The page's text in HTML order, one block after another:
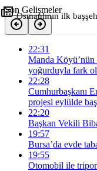
Son Gelişmeler
22:31
Manda Köyü’nün
yoğurduyla fark
22:28
Cumhurbaşkanı
projesi eylülde
22:20
Başkan Vekili
19:57
Bursa’da evde
19:55
Otomobil ile
Osmanlının ilk
+ -